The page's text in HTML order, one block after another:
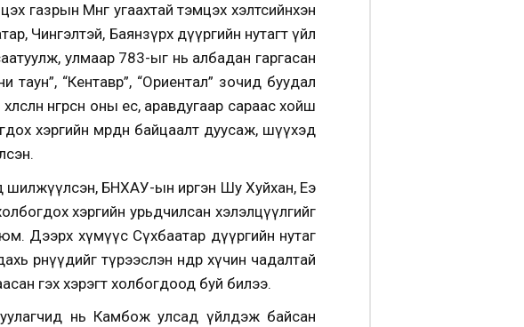
газрын Мөнгө угаахтай тэмцэх хэлтсийнхэн
Чингэлтэй, Баянзүрх дүүргийн нутагт үйл
улмаар 783-ыг нь албадан гаргасан
таун”, “Кентавр”, “Ориентал” зочид буудал
өнгөрсөн оны ес, аравдугаар сараас хойш
хэргийн мөрдөн байцаалт дуусаж, шүүхэд
шилжүүлсэн, БНХАУ-ын иргэн Шу Хуйхан, Еэ
хэргийн урьдчилсан хэлэлцүүлгийг
Дээрх хүмүүс Сүхбаатар дүүргийн нутаг
түрээслэн өндөр хүчин чадалтай
гэх хэрэгт холбогдоод буй билээ.
нь Камбож улсад үйлдэж байсан